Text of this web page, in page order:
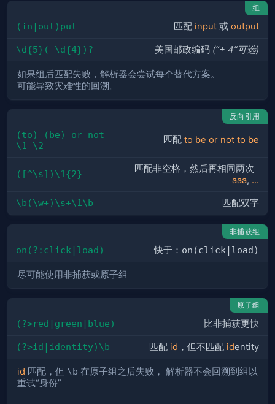
组
(in|out)put 匹配 input 或 output
\d{5}(-\d{4})? 美国邮政编码 (“+ 4”可选)
如果组后匹配失败，解析器会尝试每个替代方案。
可能导致灾难性的回溯。
反向引用
(to) (be) or not
\1 \2
匹配 to be or not to be
([^\s])\1{2}
匹配非空格，然后再相同两次
aaa, ...
\b(\w+)\s+\1\b 匹配双字
非捕获组
on(?:click|load) 快于： on(click|load)
尽可能使用非捕获或原子组
原子组
(?>red|green|blue) 比非捕获更快
(?>id|identity)\b 匹配 id ，但不匹配 identity
id 匹配，但 \b 在原子组之后失败， 解析器不会回溯到组以
重试“身份”